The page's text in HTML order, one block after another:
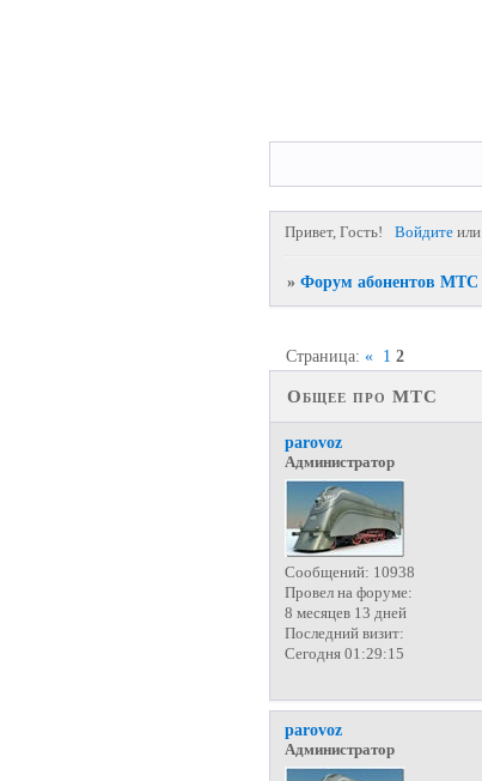
Привет, Гость! Войдитеили
» Форум абонентов МТС
Общее про МТС
Страница: « 1 2
parovoz
Администратор
Сообщений: 10938
Провел на форуме:
8 месяцев 13 дней
Последний визит:
Сегодня 01:29:15
parovoz
Администратор